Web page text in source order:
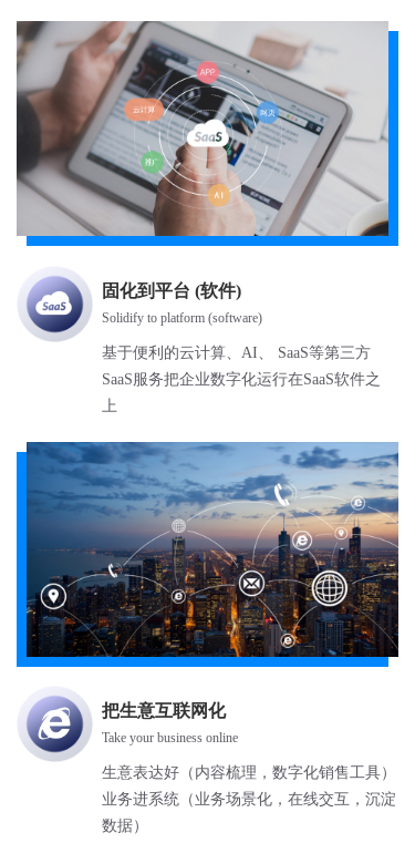
固化到平台 (软件)
Solidify to platform (software)
基于便利的云计算、AI、 SaaS等第三方
SaaS服务把企业数字化运行在SaaS软件之
上
把生意互联网化
Take your business online
生意表达好（内容梳理，数字化销售工具）
业务进系统（业务场景化，在线交互，沉淀
数据）